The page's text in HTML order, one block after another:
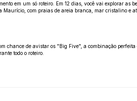
em um só roteiro. Em 12 dias, você vai explorar
com praias de areia branca, mar cristalino e
chance de avistar os "Big Five", a combinação
todo o roteiro.